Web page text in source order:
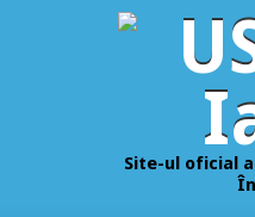
Site-ul oficial